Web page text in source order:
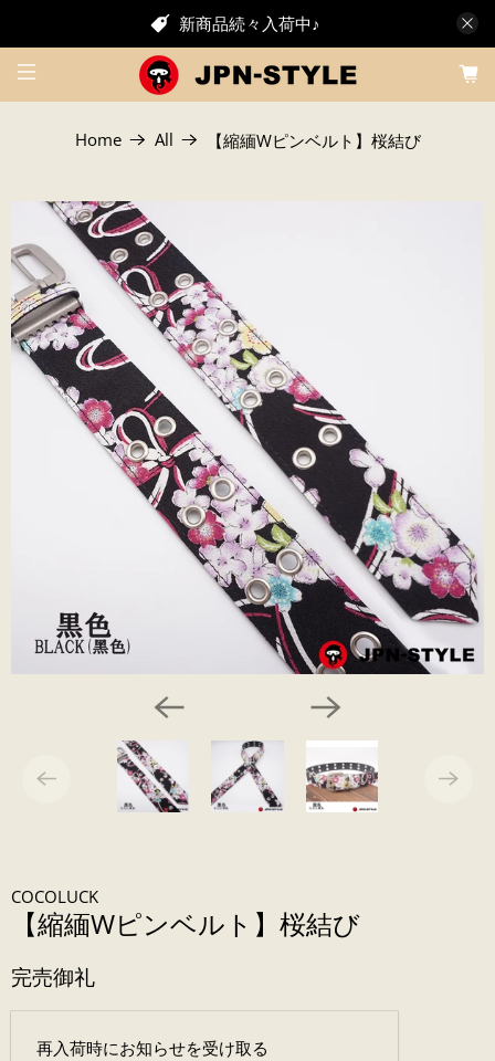
新商品続々入荷中♪
Home All 【縮緬Wピンベルト】桜結び
COCOLUCK
【縮緬Wピンベルト】桜結び
完売御礼
メ
再入荷時にお知らせを受け取る